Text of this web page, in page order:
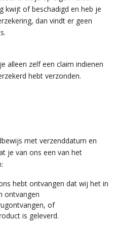
kwijt of beschadigd en heb je
dan vindt er geen
alleen zelf een claim indienen
hebt verzonden.
met verzenddatum en
je van ons een van het
hebt ontvangen dat wij het in
ontvangen
of
is geleverd.